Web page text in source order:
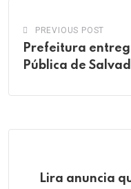
PREVIOUS POST
Prefeitura
Pública de
Lira anuncia